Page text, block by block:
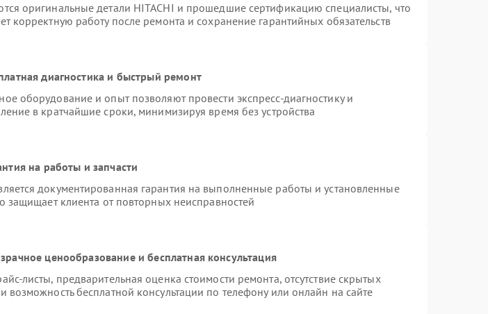
оригинальные детали HITACHI и прошедшие сертификацию специалисты, что
корректную работу после ремонта и сохранение гарантийных обязательств
диагностика и быстрый ремонт
оборудование и опыт позволяют провести экспресс-диагностику и
в кратчайшие сроки, минимизируя время без устройства
на работы и запчасти
документированная гарантия на выполненные работы и установленные
защищает клиента от повторных неисправностей
ценообразование и бесплатная консультация
листы, предварительная оценка стоимости ремонта, отсутствие скрытых
возможность бесплатной консультации по телефону или онлайн на сайте